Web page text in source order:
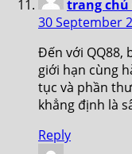
trang chủ
30 September
Đến với QQ88,
giới hạn cùng
tục và phần
khẳng định là
Reply